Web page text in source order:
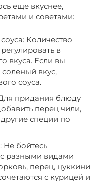
еще вкуснее,
и советами:
Количество
в
вкуса. Если вы
вкус,
соуса.
придания блюду
перец чили,
специи по
бойтесь
разными видами
перец, цуккини
с курицей и